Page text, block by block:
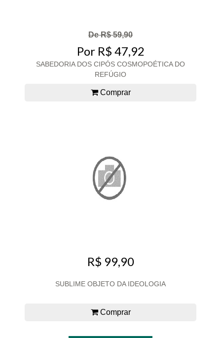
De R$ 59,90
Por R$ 47,92
SABEDORIA DOS CIPÓS COSMOPOÉTICA DO
REFÚGIO
Comprar
R$ 99,90
SUBLIME OBJETO DA IDEOLOGIA
Comprar